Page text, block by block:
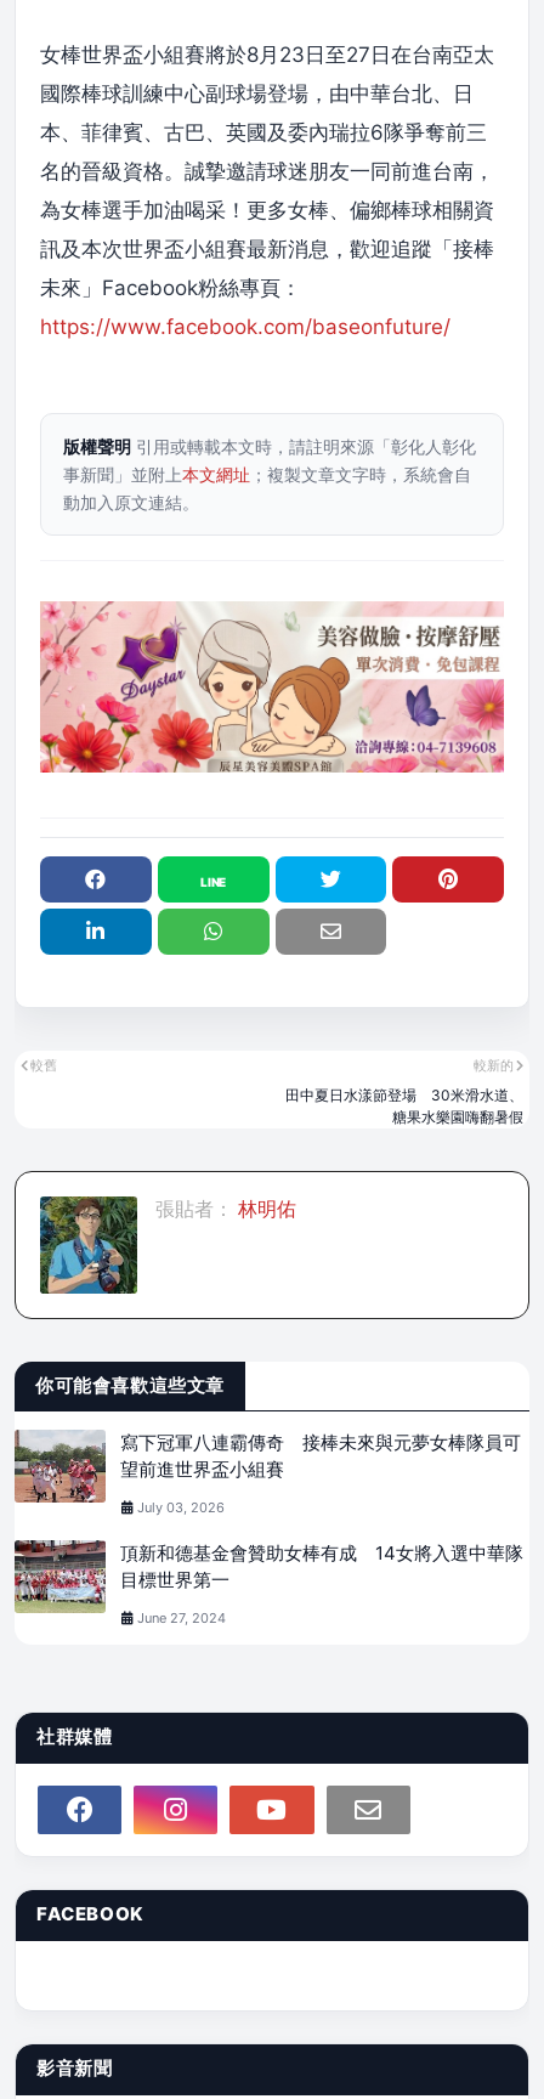
女棒世界盃小組賽將於8月23日至27日在台南亞太
國際棒球訓練中心副球場登場，由中華台北、日
本、菲律賓、古巴、英國及委內瑞拉6隊爭奪前三
名的晉級資格。誠摯邀請球迷朋友一同前進台南，
為女棒選手加油喝采！更多女棒、偏鄉棒球相關資
訊及本次世界盃小組賽最新消息，歡迎追蹤「接棒
未來」Facebook粉絲專頁：
https://www.facebook.com/baseonfuture/
版權聲明 引用或轉載本文時，請註明來源「彰化人彰化
事新聞」並附上本文網址 ；複製文章文字時，系統會自
動加入原文連結。
較新的
田中夏日水漾節登場 30米滑水道、
糖果水樂園嗨翻暑假
較舊
張貼者： 林明佑
你可能會喜歡這些文章
寫下冠軍八連霸傳奇 接棒未來與元夢女棒隊員可
望前進世界盃小組賽
July 03, 2026
頂新和德基金會贊助女棒有成 14女將入選中華隊
目標世界第一
June 27, 2024
社群媒體
FACEBOOK
影音新聞